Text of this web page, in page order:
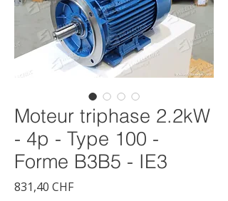
Moteur triphase 2.2kW
- 4p - Type 100 -
Forme B3B5 - IE3
831,40 CHFPrix